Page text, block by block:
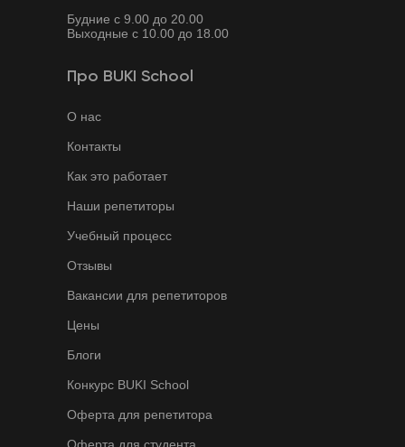
Будние с 9.00 до 20.00
Выходные с 10.00 до 18.00
Про BUKI School
О нас
Контакты
Как это работает
Наши репетиторы
Учебный процесс
Отзывы
Вакансии для репетиторов
Цены
Блоги
Конкурс BUKI School
Оферта для репетитора